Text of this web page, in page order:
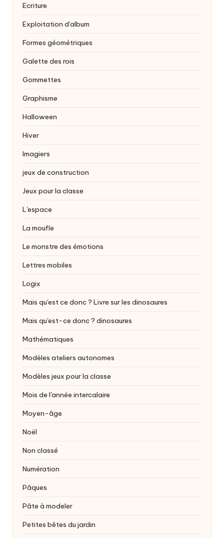
Ecriture
Exploitation d'album
Formes géométriques
Galette des rois
Gommettes
Graphisme
Halloween
Hiver
Imagiers
jeux de construction
Jeux pour la classe
L'espace
La moufle
Le monstre des émotions
Lettres mobiles
Logix
Mais qu'est ce donc ? Livre sur les dinosaures
Mais qu'est-ce donc ? dinosaures
Mathématiques
Modèles ateliers autonomes
Modèles jeux pour la classe
Mois de l'année intercalaire
Moyen-âge
Noël
Non classé
Numération
Pâques
Pâte à modeler
Petites bêtes du jardin